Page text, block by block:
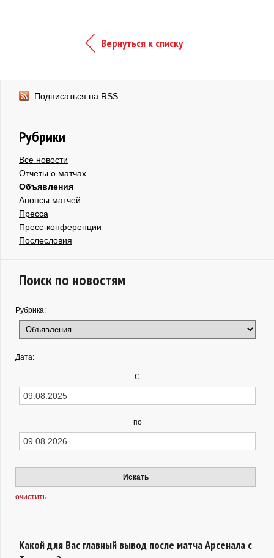
Вернуться к списку
Подписаться на RSS
Рубрики
Все новости
Отчеты о матчах
Объявления
Анонсы матчей
Пресса
Пресс-конференции
Послесловия
Поиск по новостям
Рубрика:
Дата:
С
по
Искать
очистить
Какой для Вас главный вывод после матча Арсенала с